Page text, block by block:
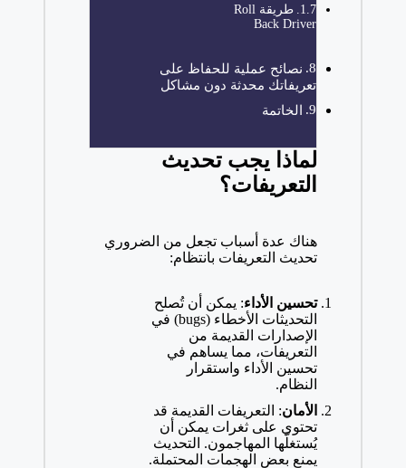
طريقة Roll
Back Driver
نصائح عملية للحفاظ على
تعريفاتك محدثة دون مشاكل
الخاتمة
لماذا يجب تحديث
التعريفات؟
هناك عدة أسباب تجعل من الضروري
تحديث التعريفات بانتظام:
تحسين الأداء: يمكن أن تُصلح
التحديثات الأخطاء (bugs) في
الإصدارات القديمة من
التعريفات، مما يساهم في
تحسين الأداء واستقرار
النظام.
الأمان: التعريفات القديمة قد
تحتوي على ثغرات يمكن أن
يُستغلّها المهاجمون. التحديث
يمنع بعض الهجمات المحتملة.